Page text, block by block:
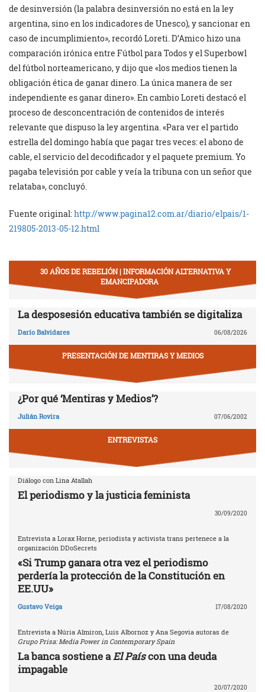
de desinversión (la palabra desinversión no está en la ley
argentina, sino en los indicadores de Unesco), y sancionar en
caso de incumplimiento», recordó Loreti. D’Amico hizo una
comparación irónica entre Fútbol para Todos y el Superbowl
del fútbol norteamericano, y dijo que «los medios tienen la
obligación ética de ganar dinero. La única manera de ser
independiente es ganar dinero». En cambio Loreti destacó el
proceso de desconcentración de contenidos de interés
relevante que dispuso la ley argentina. «Para ver el partido
estrella del domingo había que pagar tres veces: el abono de
cable, el servicio del decodificador y el paquete premium. Yo
pagaba televisión por cable y veía la tribuna con un señor que
relataba», concluyó.
Fuente original:http://www.pagina12.com.ar/diario/elpais/1-
219805-2013-05-12.html
30 AÑOS DE REBELIÓN | INFORMACIÓN ALTERNATIVA Y
EMANCIPADORA
La desposesión educativa también se digitaliza
Darío Balvidares 06/08/2026
PRESENTACIÓN DE MENTIRAS Y MEDIOS
¿Por qué ‘Mentiras y Medios’?
Julián Rovira 07/06/2002
ENTREVISTAS
Diálogo con Lina Atallah
El periodismo y la justicia feminista
30/09/2020
Entrevista a Lorax Horne, periodista y activista trans pertenece a la
organización DDoSecrets
«Si Trump ganara otra vez el periodismo
perdería la protección de la Constitución en
EE.UU»
Gustavo Veiga 17/08/2020
Entrevista a Núria Almiron, Luis Albornoz y Ana Segovia autoras de
Grupo Prisa: Media Power in Contemporary Spain
La banca sostiene aEl Paíscon una deuda
impagable
20/07/2020